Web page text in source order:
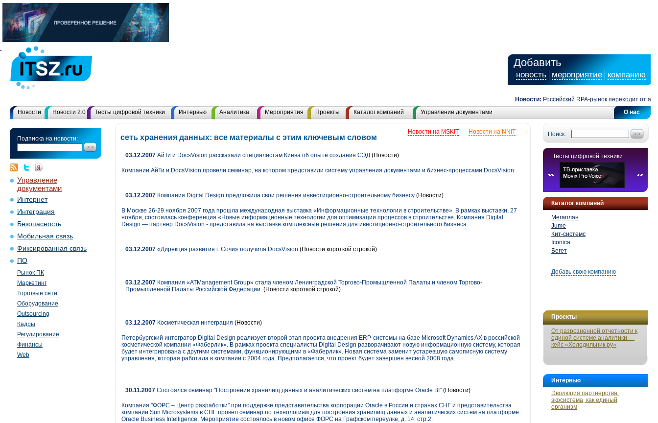
Добавить
новость мероприятие компанию
Новости: Российский RPA-рынок переходит от
О нас
Новости Новости 2.0 Тесты цифровой техники Интервью Аналитика Мероприятия Проекты Каталог компаний Управление документами
Подписка на новости:
Управление
документами
Интернет
Интеграция
Безопасность
Мобильная связь
Фиксированная связь
ПО
Рынок ПК
Маркетинг
Торговые сети
Оборудование
Outsourcing
Кадры
Регулирование
Финансы
Web
Поиск:
Тесты цифровой техники
Каталог компаний
Мегаплан
Jume
Кит-системс
Iconica
Бегет
Добавь свою компанию
Проекты
От разрозненной отчетности к
единой системе аналитики —
кейс «Холодильник.ру»
Интервью
Эволюция партнерства:
экосистема, как единый
организм
Новости на NNIT
Новости на MSKIT
сеть хранения данных: все материалы с этим ключевым словом
03.12.2007 АйТи и DocsVision рассказали специалистам Киева об опыте создания СЭД (Новости)
Компании АйТи и DocsVision провели семинар, на котором представили систему управления документами и бизнес-процессами DocsVision.
03.12.2007 Компания Digital Design предложила свои решения инвестиционно-строительному бизнесу (Новости)
В Москве 26-29 ноября 2007 года прошла международная выставка «Информационные технологии в строительстве». В рамках выставки, 27
ноября, состоялась конференция «Новые информационные технологии для оптимизации процессов в строительстве. Компания Digital
Design — партнер DocsVision - представила на выставке комплексные решения для ивестиционно-строительного бизнеса.
03.12.2007 «Дирекция развития г. Сочи» получила DocsVision (Новости короткой строкой)
03.12.2007 Компания «ATManagement Group» стала членом Ленинградской Торгово-Промышленной Палаты и членом Торгово-
Промышленной Палаты Российской Федерации. (Новости короткой строкой)
03.12.2007 Косметическая интеграция (Новости)
Петербургский интегратор Digital Design реализует второй этап проекта внедрения ERP-системы на базе Microsoft Dynamics AX в российской
косметической компании «Фаберлик». В рамках проекта специалисты Digital Design разворачивают новую информационную систему, которая
будет интегрирована с другими системами, функционирующими в «Фаберлик». Новая система заменит устаревшую самописную систему
управления, которая работала в компании с 2004 года. Предполагается, что проект будет завершен весной 2008 года.
30.11.2007 Состоялся семинар "Построение хранилищ данных и аналитических систем на платформе Oracle BI" (Новости)
Компания "ФОРС – Центр разработки" при поддержке представительства корпорации Oracle в России и странах СНГ и представительства
компании Sun Microsystems в СНГ провел семинар по технологиям для построения хранилищ данных и аналитических систем на платформе
Oracle Business Intelligence. Мероприятие состоялось в новом офисе ФОРС на Графском переулке, д. 14. стр.2.